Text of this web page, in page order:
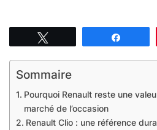
Sommaire
Pourquoi Renault reste une
marché de l’occasion
Renault Clio : une référence